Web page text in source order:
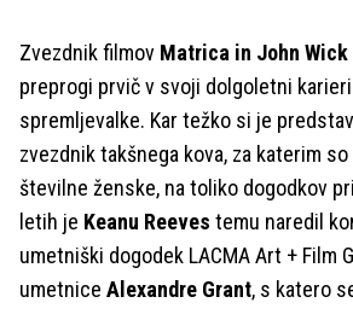
Zvezdnik filmov Matrica in John Wick
preprogi prvič v svoji dolgoletni
spremljevalke. Kar težko si je
zvezdnik takšnega kova, za katerim
številne ženske, na toliko dogodkov
letih je Keanu Reeves temu naredil
umetniški dogodek LACMA Art + Film
umetnice Alexandre Grant, s katero